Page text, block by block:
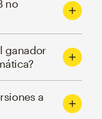
no
ganador
a